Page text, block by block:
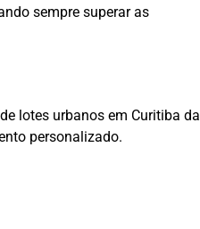
sempre superar as
lotes urbanos em Curitiba da
personalizado.